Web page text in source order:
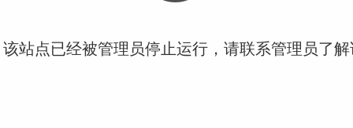
站点已经被管理员停止运行，请联系管理员了